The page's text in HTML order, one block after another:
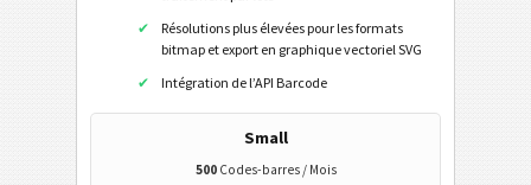
Profil sur Twitter
Twitter Tweet
Profil sur Facebook
Facebook Je l'aime / Like
Résolutions plus élevées pour les formats
bitmap et export en graphique vectoriel SVG
Intégration de l’API Barcode
Small
500Codes-barres / Mois